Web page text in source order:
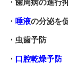
・ 唾液の分泌を
・虫歯予防
・ 口腔乾燥予防